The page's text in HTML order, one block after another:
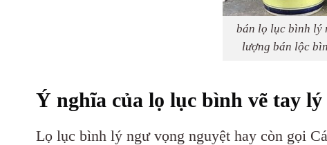
bán lọ lục bình lý
lượng bán lộc
Ý nghĩa của lọ lục bình vẽ tay
Lọ lục bình lý ngư vọng nguyệt hay còn gọi